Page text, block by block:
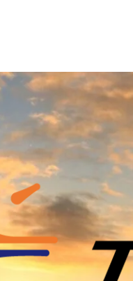
【2026年最
モモナピーチ
ンチ情報＆予
ケーブルカー
湯「祖谷温泉
祖谷のかず